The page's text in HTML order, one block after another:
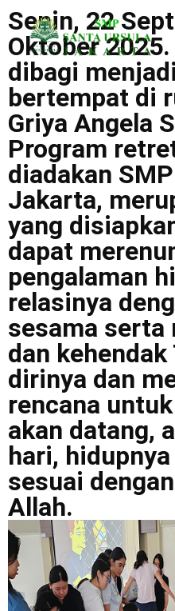
Senin, 22
Oktober
dibagi
bertempat di
Griya Angela
Program
diadakan
Jakarta,
yang
dapat
pengalaman
relasinya
sesama serta
dan
dirinya dan
rencana
akan datang,
hari,
sesuai
Allah.